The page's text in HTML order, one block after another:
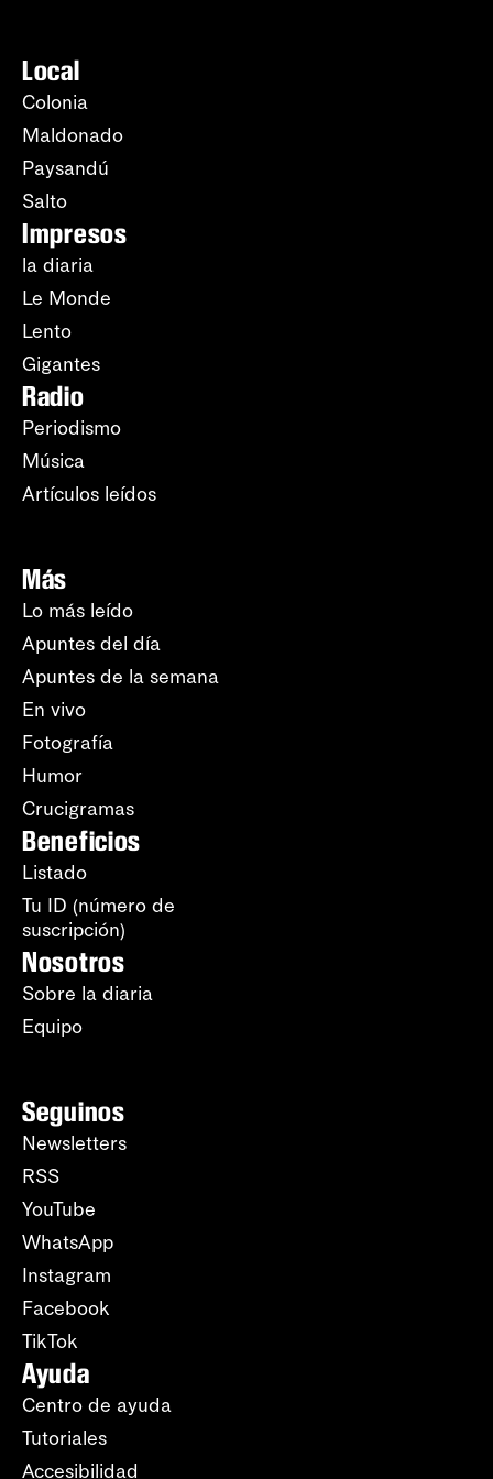
Local
Colonia
Maldonado
Paysandú
Salto
Impresos
la diaria
Le Monde
Lento
Gigantes
Radio
Periodismo
Música
Artículos leídos
Más
Lo más leído
Apuntes del día
Apuntes de la semana
En vivo
Fotografía
Humor
Crucigramas
Beneficios
Listado
Tu ID (número de
suscripción)
Nosotros
Sobre la diaria
Equipo
Seguinos
Newsletters
RSS
YouTube
WhatsApp
Instagram
Facebook
TikTok
Ayuda
Centro de ayuda
Tutoriales
Accesibilidad